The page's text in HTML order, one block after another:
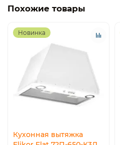
Похожие товары
Новинка
Кухонная вытяжка